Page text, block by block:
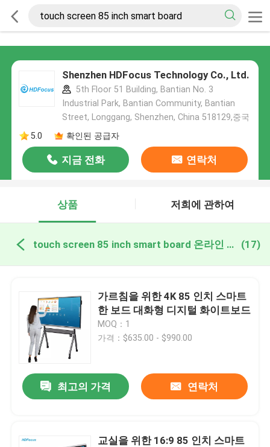
Shenzhen HDFocus Technology Co., Ltd.
5th Floor 51 Building, Bantian No. 3
Industrial Park, Bantian Community, Bantian
Street, Longgang, Shenzhen, China 518129,중국
5.0
확인된 공급자
지금 전화 연락처
상품 저희에 관하여
touch screen 85 inch smart board 온라인 제조 (17)
가르침을 위한 4K 85 인치 스마트
한 보드 대화형 디지털 화이트보드
MOQ：1
가격：$635.00 - $990.00
최고의 가격 연락처
교실을 위한 16:9 85 인치 스마트